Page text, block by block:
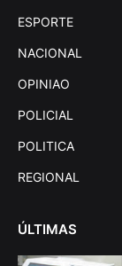
ESPORTE
NACIONAL
OPINIAO
POLICIAL
POLITICA
REGIONAL
ÚLTIMAS